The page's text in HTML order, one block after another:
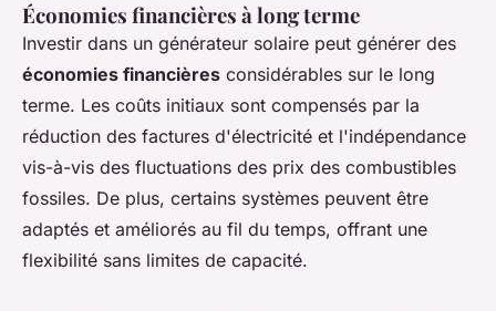
Économies financières à long terme
Investir dans un générateur solaire peut générer des
économies financières considérables sur le long
terme. Les coûts initiaux sont compensés par la
réduction des factures d'électricité et l'indépendance
vis-à-vis des fluctuations des prix des combustibles
fossiles. De plus, certains systèmes peuvent être
adaptés et améliorés au fil du temps, offrant une
flexibilité sans limites de capacité.